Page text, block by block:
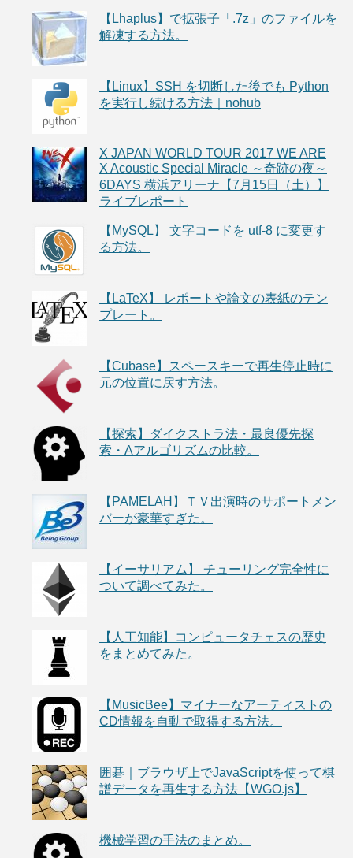
【Lhaplus】で拡張子「.7z」のファイルを
解凍する方法。
【Linux】SSH を切断した後でも Python
を実行し続ける方法｜nohub
X JAPAN WORLD TOUR 2017 WE ARE
X Acoustic Special Miracle ～奇跡の夜～
6DAYS 横浜アリーナ【7月15日（土）】
ライブレポート
【MySQL】 文字コードを utf-8 に変更す
る方法。
【LaTeX】 レポートや論文の表紙のテン
プレート。
【Cubase】スペースキーで再生停止時に
元の位置に戻す方法。
【探索】ダイクストラ法・最良優先探
索・Aアルゴリズムの比較。
【PAMELAH】ＴＶ出演時のサポートメン
バーが豪華すぎた。
【イーサリアム】 チューリング完全性に
ついて調べてみた。
【人工知能】コンピュータチェスの歴史
をまとめてみた。
【MusicBee】マイナーなアーティストの
CD情報を自動で取得する方法。
囲碁｜ブラウザ上でJavaScriptを使って棋
譜データを再生する方法【WGO.js】
機械学習の手法のまとめ。